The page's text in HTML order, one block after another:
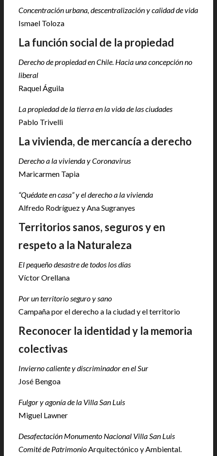
Concentración urbana, descentralización y calidad de vida
Ismael Toloza
La función social de la propiedad
Derecho de propiedad en Chile. Hacia una concepción no
liberal
Raquel Águila
La propiedad de la tierra en la vida de las ciudades
Pablo Trivelli
La vivienda, de mercancía a derecho
Derecho a la vivienda y Coronavirus
Maricarmen Tapia
“Quédate en casa” y el derecho a la vivienda
Alfredo Rodríguez y Ana Sugranyes
Territorios sanos, seguros y en
respeto a la Naturaleza
El pequeño desastre de todos los días
Víctor Orellana
Por un territorio seguro y sano
Campaña por el derecho a la ciudad y el territorio
Reconocer la identidad y la memoria
colectivas
Invierno caliente y discriminador en el Sur
José Bengoa
Fulgor y agonía de la Villa San Luis
Miguel Lawner
Desafectación Monumento Nacional Villa San Luis
Comité de PatrimonioArquitectónico y Ambiental.